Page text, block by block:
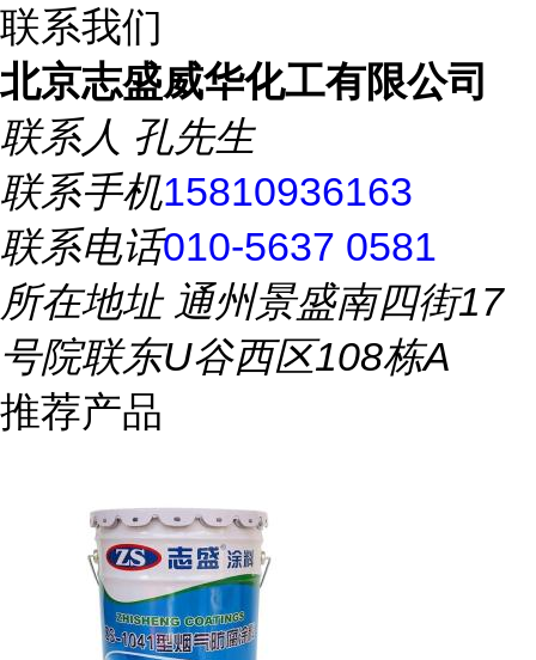
联系我们
北京志盛威华化工有限公司
联系人 孔先生
联系手机15810936163
联系电话010-5637 0581
所在地址通州景盛南四街17
号院联东U谷西区108栋A
推荐产品